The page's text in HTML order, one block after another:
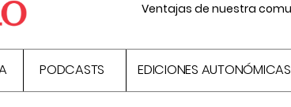
Ventajas de nuestra
PODCASTS EDICIONES AUTONÓMICAS